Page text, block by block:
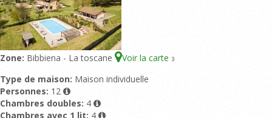
Zone: Bibbiena - La toscane Voir la carte 3
Type de maison: Maison individuelle
Personnes: 12
Chambres doubles: 4
Chambres avec 1 lit: 4